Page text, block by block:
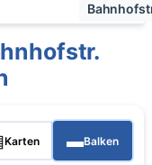
Karten ▬Balken